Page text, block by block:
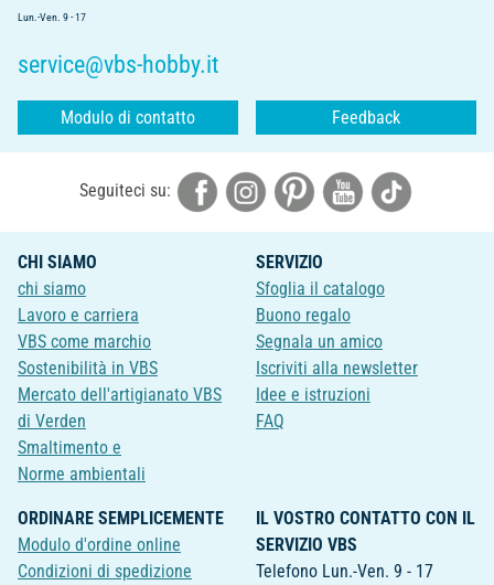
Lun.-Ven. 9 - 17
service@vbs-hobby.it
Modulo di contatto Feedback
Seguiteci su:
CHI SIAMO
chi siamo
Lavoro e carriera
VBS come marchio
Sostenibilità in VBS
Mercato dell'artigianato VBS
di Verden
Smaltimento e
Norme ambientali
SERVIZIO
Sfoglia il catalogo
Buono regalo
Segnala un amico
Iscriviti alla newsletter
Idee e istruzioni
FAQ
ORDINARE SEMPLICEMENTE
Modulo d'ordine online
Condizioni di spedizione
IL VOSTRO CONTATTO CON IL
SERVIZIO VBS
Telefono Lun.-Ven. 9 - 17